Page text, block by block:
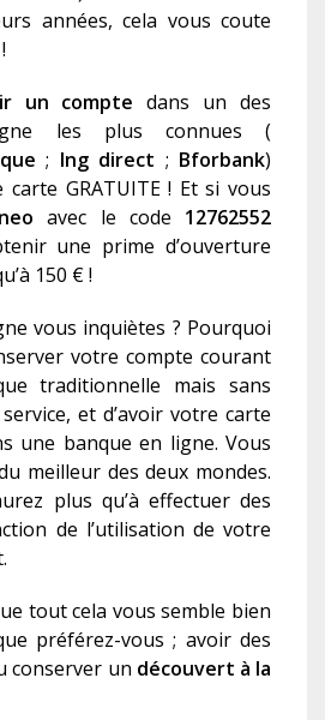
années, cela vous coute
un compte dans un des
les plus connues (
; Ing direct ; Bforbank)
GRATUITE ! Et si vous
avec le code 12762552
une prime d’ouverture
150 € !
vous inquiètes ? Pourquoi
votre compte courant
traditionnelle mais sans
et d’avoir votre carte
une banque en ligne. Vous
meilleur des deux mondes.
plus qu’à effectuer des
de l’utilisation de votre
tout cela vous semble bien
préférez-vous ; avoir des
conserver un découvert à la